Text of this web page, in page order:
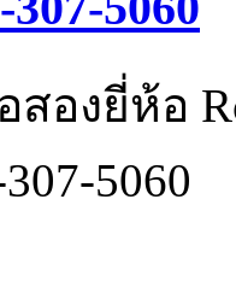
องยี่ห้อ
5060